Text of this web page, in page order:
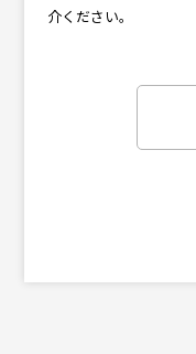
介ください。